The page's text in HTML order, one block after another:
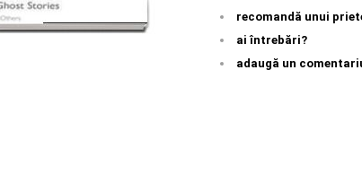
recomandă unui
ai întrebări?
adaugă un